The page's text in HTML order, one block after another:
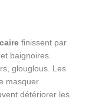
finissent par
baignoires.
glouglous. Les
masquer
détériorer les